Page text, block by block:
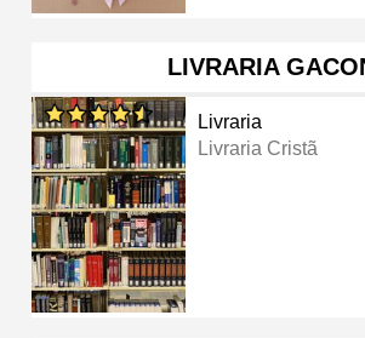
LIVRARIA
Livraria
Livraria Cristã